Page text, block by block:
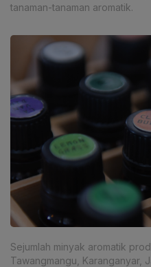
tanaman-tanaman aromatik.
Sejumlah minyak aromatik
Tawangmangu, Karanganyar,